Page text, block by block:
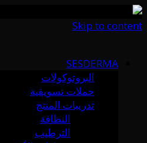
Skip to content
SESDERMA
البروتوكولات
حملات تسويقية
تدريبات المنتج
النظافة
الترطيب